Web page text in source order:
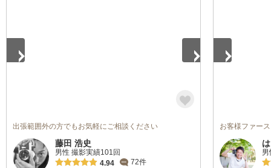
出張範囲外の方でもお気軽にご相談ください
藤田 浩史
男性 撮影実績101回
4.94
72件
お客様ファー